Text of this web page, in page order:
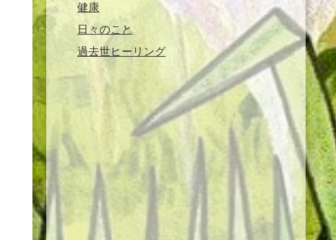
健康
日々のこと
過去世ヒーリング